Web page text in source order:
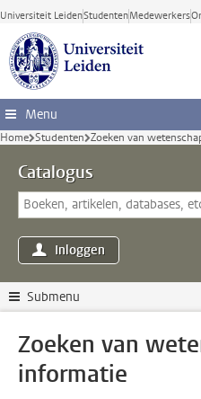
Ga direct naar de inhoud
Universiteit LeidenStudentenMedewerkers
Menu
Home Studenten Zoeken van
Catalogus
Inloggen
Submenu
Zoeken van
informatie